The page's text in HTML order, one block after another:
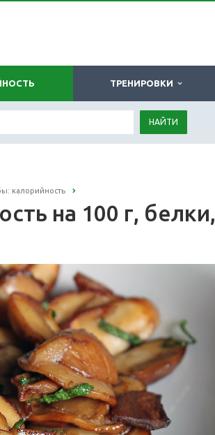
ТРЕНИРОВКИ
НАЙТИ
калорийность
на 100 г, белки,